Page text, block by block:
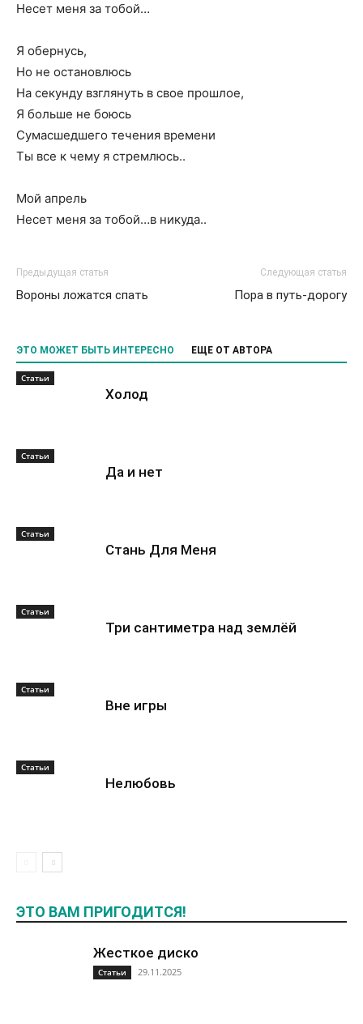
Несет меня за тобой…
Я обернусь,
Но не остановлюсь
На секунду взглянуть в свое прошлое,
Я больше не боюсь
Сумасшедшего течения времени
Ты все к чему я стремлюсь..
Мой апрель
Несет меня за тобой…в никуда..
Предыдущая статья
Вороны ложатся спать
Следующая статья
Пора в путь-дорогу
ЭТО МОЖЕТ БЫТЬ ИНТЕРЕСНО ЕЩЕ ОТ АВТОРА
Статьи
Холод
Статьи
Да и нет
Статьи
Стань Для Меня
Статьи
Три сантиметра над землёй
Статьи
Вне игры
Статьи
Нелюбовь
ЭТО ВАМ ПРИГОДИТСЯ!
Жесткое диско
Статьи 29.11.2025